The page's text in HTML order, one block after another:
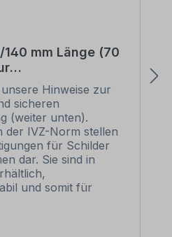
140 mm Länge (70
Hinweise zur
sicheren
(weiter unten).
der IVZ-Norm stellen
für Schilder
dar. Sie sind in
und somit für
von Schildern mit